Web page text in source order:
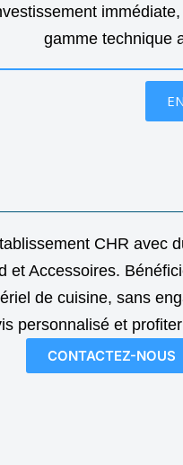
gamme technique
CHR avec
et Accessoires.
de cuisine, sans
personnalisé et
CONTACTEZ-NOUS